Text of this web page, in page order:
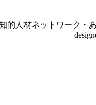
的人材ネットワーク・